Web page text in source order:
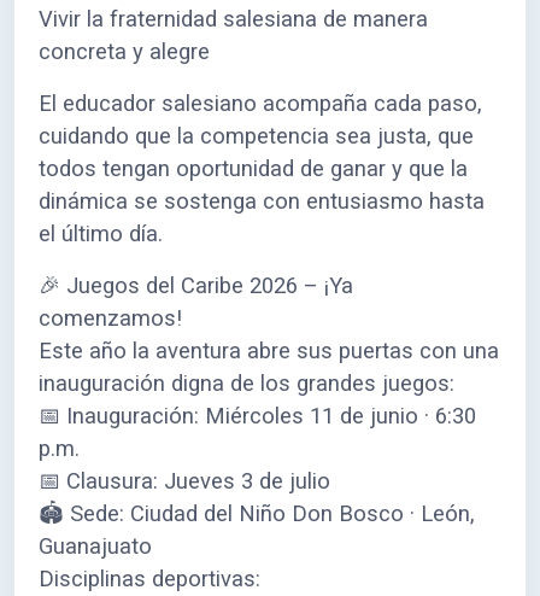
Vivir la fraternidad salesiana de manera
concreta y alegre
El educador salesiano acompaña cada paso,
cuidando que la competencia sea justa, que
todos tengan oportunidad de ganar y que la
dinámica se sostenga con entusiasmo hasta
el último día.
🎉 Juegos del Caribe 2026 – ¡Ya
comenzamos!
Este año la aventura abre sus puertas con una
inauguración digna de los grandes juegos:
📅 Inauguración: Miércoles 11 de junio · 6:30
p.m.
📅 Clausura: Jueves 3 de julio
🏟️ Sede: Ciudad del Niño Don Bosco · León,
Guanajuato
Disciplinas deportivas: